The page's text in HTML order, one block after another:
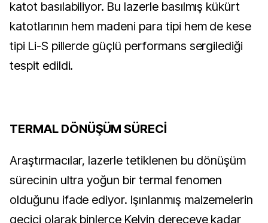
katot basılabiliyor. Bu lazerle basılmış kükürt
katotlarının hem madeni para tipi hem de kese
tipi Li-S pillerde güçlü performans sergilediği
tespit edildi.
TERMAL DÖNÜŞÜM SÜRECİ
Araştırmacılar, lazerle tetiklenen bu dönüşüm
sürecinin ultra yoğun bir termal fenomen
olduğunu ifade ediyor. Işınlanmış malzemelerin
geçici olarak binlerce Kelvin dereceye kadar